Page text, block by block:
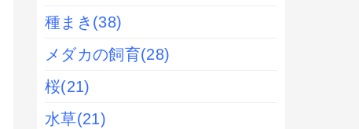
種まき (38)
メダカの飼育(28)
桜(21)
水草(21)